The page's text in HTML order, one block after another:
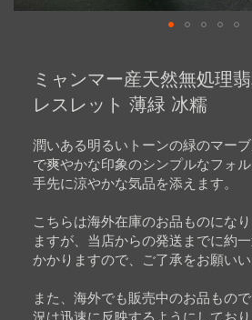
beginning
images
gallery
ミャンマー産天然無処理
レスレット 薄緑 冰糯
潤いある明るいトーンの緑のマー
で爽やかな印象のシンプルなフォル
手先に涼やかな気品を添えます。
こちらは海外在庫のお品ものにな
ますが、当店からの発送までに約
かかりますので、ご了承をお願いい
また、海外でも販売中のお品もの
況は迅速に反映するようにしてお